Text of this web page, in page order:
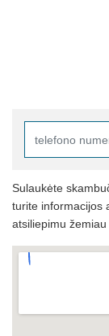
Sulaukėte
turite informacijos
atsiliepimu